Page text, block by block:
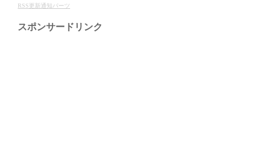
RSS更新通知パーツ
スポンサードリンク